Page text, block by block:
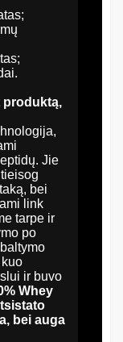
produktą,
Jie
bei
link
tarpe ir
po
ir buvo
Whey
bei auga